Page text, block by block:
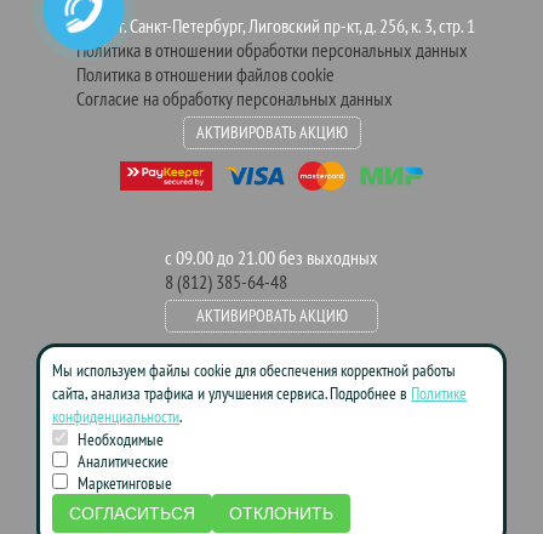
Адрес: г. Санкт-Петербург, Лиговский пр-кт, д. 256, к. 3, стр. 1
Политика в отношении обработки персональных данных
Политика в отношении файлов cookie
Согласие на обработку персональных данных
АКТИВИРОВАТЬ АКЦИЮ
Данный сайт носит информационно-справочный характер и ни при
каких условиях не является публичной офертой. Пожалуйста, для
уточнения цен и условий акций обращайтесь к менеджерам компании.
с 09.00 до 21.00 без выходных
8 (812) 385-64-48
АКТИВИРОВАТЬ АКЦИЮ
Мы используем файлы cookie для обеспечения корректной работы
сайта, анализа трафика и улучшения сервиса. Подробнее в Политике
конфиденциальности.
Необходимые
Аналитические
Маркетинговые
СОГЛАСИТЬСЯ ОТКЛОНИТЬ